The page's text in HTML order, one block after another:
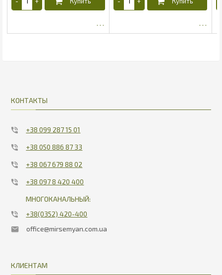
КОНТАКТЫ
+38 099 287 15 01
+38 050 886 87 33
+38 067 679 88 02
+38 097 8 420 400
МНОГОКАНАЛЬНЫЙ:
+38(0352) 420-400
office@mirsemyan.com.ua
КЛИЕНТАМ